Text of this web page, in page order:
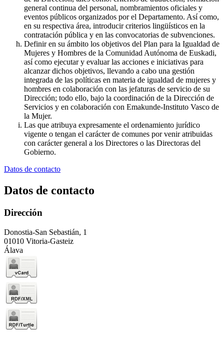
general continua del personal, nombramientos oficiales y
eventos públicos organizados por el Departamento. Así como,
en su respectiva área, introducir criterios lingüísticos en la
contratación pública y en las convocatorias de subvenciones.
Definir en su ámbito los objetivos del Plan para la Igualdad de
Mujeres y Hombres de la Comunidad Autónoma de Euskadi,
así como ejecutar y evaluar las acciones e iniciativas para
alcanzar dichos objetivos, llevando a cabo una gestión
integrada de las políticas en materia de igualdad de mujeres y
hombres en colaboración con las jefaturas de servicio de su
Dirección; todo ello, bajo la coordinación de la Dirección de
Servicios y en colaboración con Emakunde-Instituto Vasco de
la Mujer.
Las que atribuya expresamente el ordenamiento jurídico
vigente o tengan el carácter de comunes por venir atribuidas
con carácter general a los Directores o las Directoras del
Gobierno.
Datos de contacto
Datos de contacto
Dirección
Donostia-San Sebastián, 1
01010 Vitoria-Gasteiz
Álava